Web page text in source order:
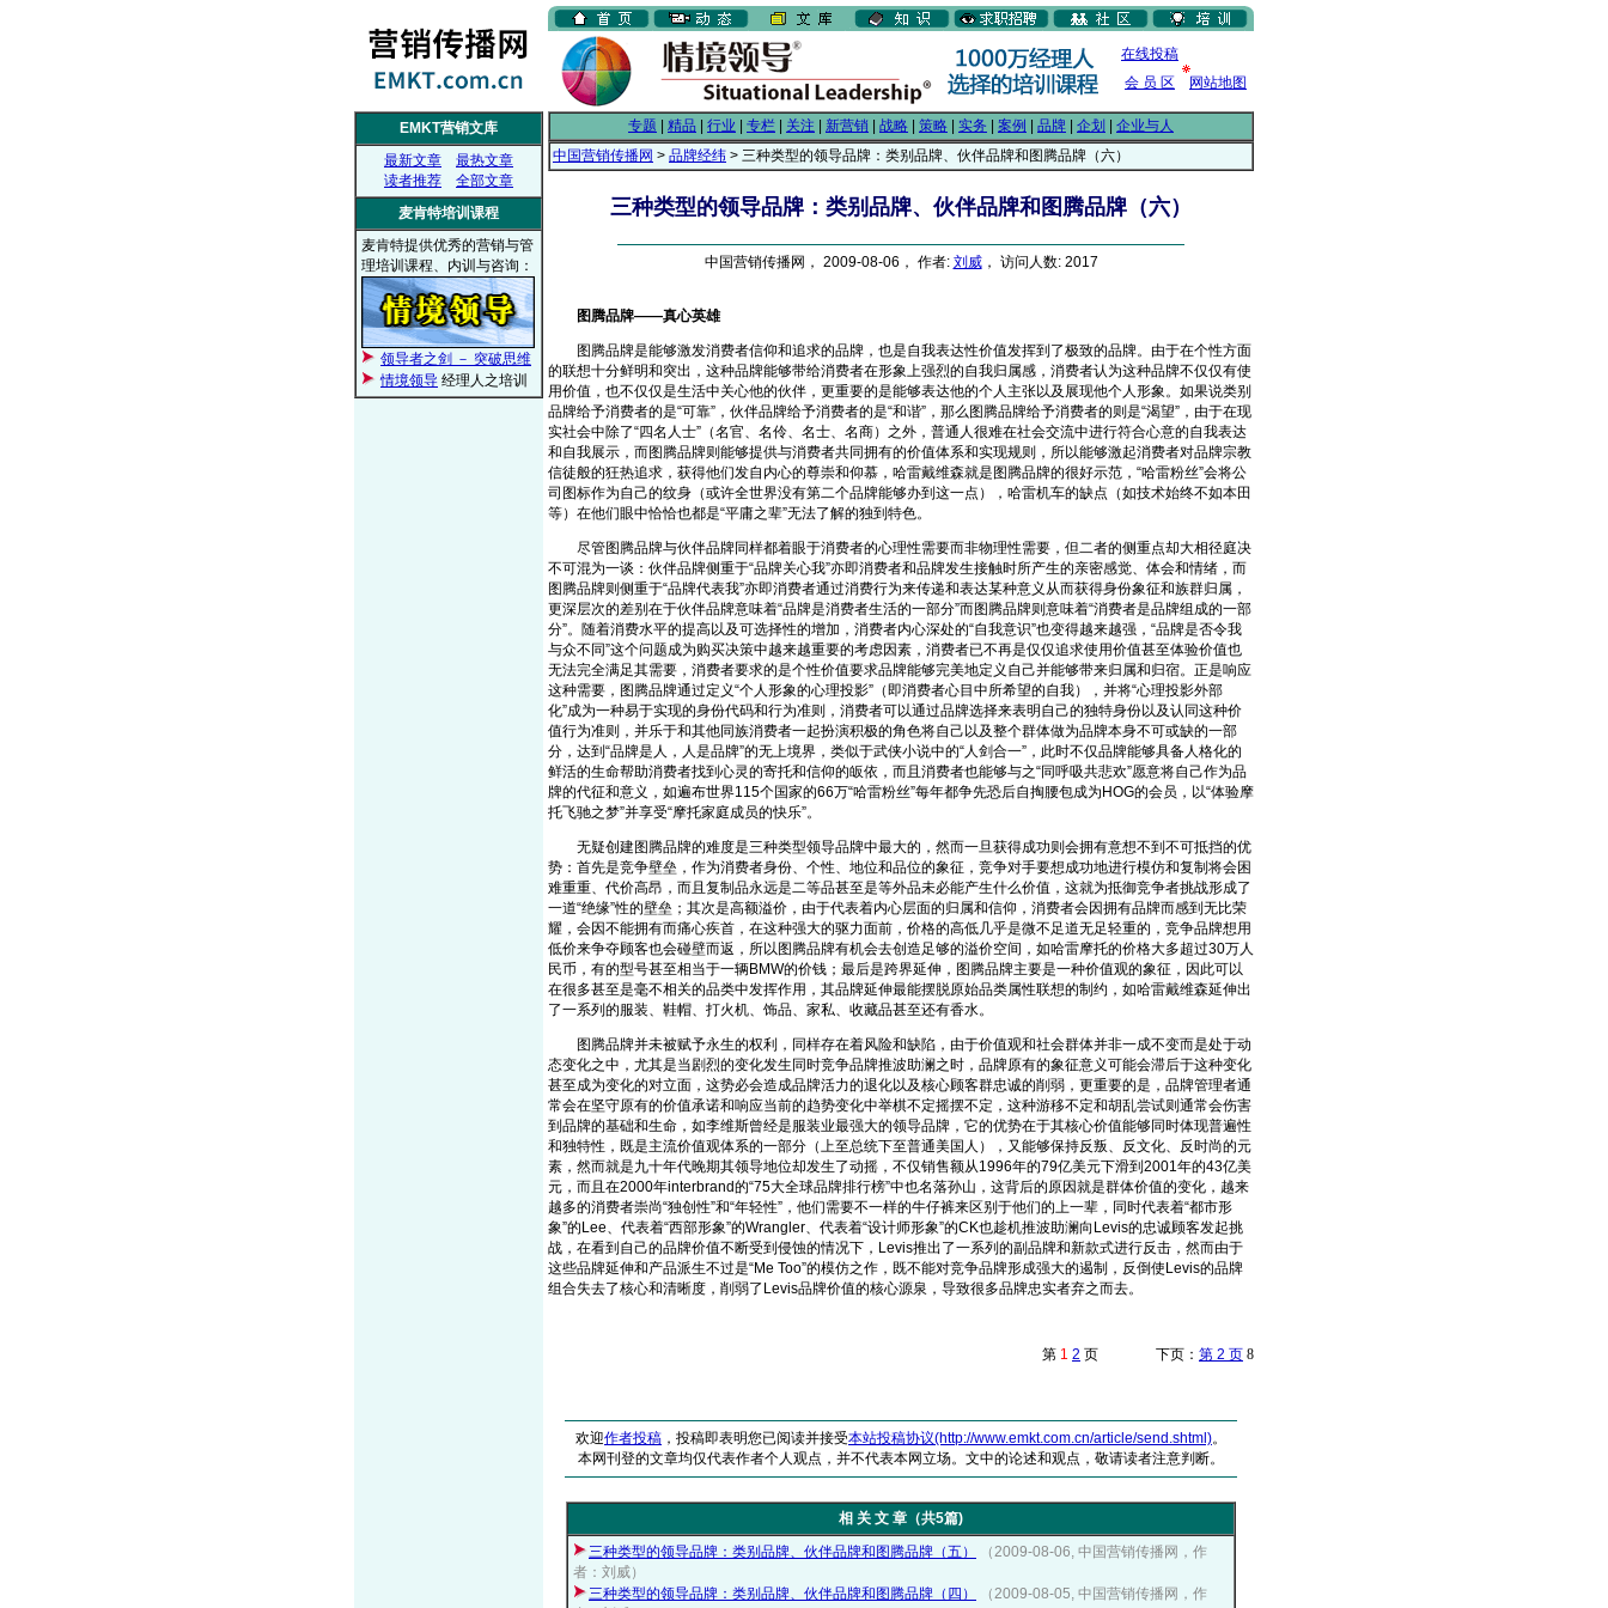
在线投稿
会 员 区
网站地图
EMKT营销文库
最新文章
最热文章
读者推荐
全部文章
麦肯特培训课程
麦肯特提供优秀的营销与管
理培训课程、内训与咨询：
领导者之剑 － 突破思维
情境领导 经理人之培训
专题 精品 行业 专栏 关注 新营销 战略 策略 实务 案例 品牌 企划
企业与人
中国营销传播网 > 品牌经纬 > 三种类型的领导品牌：类别品牌、伙伴品牌和图腾品牌（六）
三种类型的领导品牌：类别品牌、伙伴品牌和图腾品牌（六）
中国营销传播网， 2009-08-06， 作者: 刘威， 访问人数: 2017
图腾品牌——真心英雄
图腾品牌是能够激发消费者信仰和追求的品牌，也是自我表达性价值发挥到了极致的品牌。由于在个性方面
的联想十分鲜明和突出，这种品牌能够带给消费者在形象上强烈的自我归属感，消费者认为这种品牌不仅仅有使
用价值，也不仅仅是生活中关心他的伙伴，更重要的是能够表达他的个人主张以及展现他个人形象。如果说类别
品牌给予消费者的是“可靠”，伙伴品牌给予消费者的是“和谐”，那么图腾品牌给予消费者的则是“渴望”，由于在现
实社会中除了“四名人士”（名官、名伶、名士、名商）之外，普通人很难在社会交流中进行符合心意的自我表达
和自我展示，而图腾品牌则能够提供与消费者共同拥有的价值体系和实现规则，所以能够激起消费者对品牌宗教
信徒般的狂热追求，获得他们发自内心的尊崇和仰慕，哈雷戴维森就是图腾品牌的很好示范，“哈雷粉丝”会将公
司图标作为自己的纹身（或许全世界没有第二个品牌能够办到这一点），哈雷机车的缺点（如技术始终不如本田
等）在他们眼中恰恰也都是“平庸之辈”无法了解的独到特色。
尽管图腾品牌与伙伴品牌同样都着眼于消费者的心理性需要而非物理性需要，但二者的侧重点却大相径庭决
不可混为一谈：伙伴品牌侧重于“品牌关心我”亦即消费者和品牌发生接触时所产生的亲密感觉、体会和情绪，而
图腾品牌则侧重于“品牌代表我”亦即消费者通过消费行为来传递和表达某种意义从而获得身份象征和族群归属，
更深层次的差别在于伙伴品牌意味着“品牌是消费者生活的一部分”而图腾品牌则意味着“消费者是品牌组成的一部
分”。随着消费水平的提高以及可选择性的增加，消费者内心深处的“自我意识”也变得越来越强，“品牌是否令我
与众不同”这个问题成为购买决策中越来越重要的考虑因素，消费者已不再是仅仅追求使用价值甚至体验价值也
无法完全满足其需要，消费者要求的是个性价值要求品牌能够完美地定义自己并能够带来归属和归宿。正是响应
这种需要，图腾品牌通过定义“个人形象的心理投影”（即消费者心目中所希望的自我），并将“心理投影外部
化”成为一种易于实现的身份代码和行为准则，消费者可以通过品牌选择来表明自己的独特身份以及认同这种价
值行为准则，并乐于和其他同族消费者一起扮演积极的角色将自己以及整个群体做为品牌本身不可或缺的一部
分，达到“品牌是人，人是品牌”的无上境界，类似于武侠小说中的“人剑合一”，此时不仅品牌能够具备人格化的
鲜活的生命帮助消费者找到心灵的寄托和信仰的皈依，而且消费者也能够与之“同呼吸共悲欢”愿意将自己作为品
牌的代征和意义，如遍布世界115个国家的66万“哈雷粉丝”每年都争先恐后自掏腰包成为HOG的会员，以“体验摩
托飞驰之梦”并享受“摩托家庭成员的快乐”。
无疑创建图腾品牌的难度是三种类型领导品牌中最大的，然而一旦获得成功则会拥有意想不到不可抵挡的优
势：首先是竞争壁垒，作为消费者身份、个性、地位和品位的象征，竞争对手要想成功地进行模仿和复制将会困
难重重、代价高昂，而且复制品永远是二等品甚至是等外品未必能产生什么价值，这就为抵御竞争者挑战形成了
一道“绝缘”性的壁垒；其次是高额溢价，由于代表着内心层面的归属和信仰，消费者会因拥有品牌而感到无比荣
耀，会因不能拥有而痛心疾首，在这种强大的驱力面前，价格的高低几乎是微不足道无足轻重的，竞争品牌想用
低价来争夺顾客也会碰壁而返，所以图腾品牌有机会去创造足够的溢价空间，如哈雷摩托的价格大多超过30万人
民币，有的型号甚至相当于一辆BMW的价钱；最后是跨界延伸，图腾品牌主要是一种价值观的象征，因此可以
在很多甚至是毫不相关的品类中发挥作用，其品牌延伸最能摆脱原始品类属性联想的制约，如哈雷戴维森延伸出
了一系列的服装、鞋帽、打火机、饰品、家私、收藏品甚至还有香水。
图腾品牌并未被赋予永生的权利，同样存在着风险和缺陷，由于价值观和社会群体并非一成不变而是处于动
态变化之中，尤其是当剧烈的变化发生同时竞争品牌推波助澜之时，品牌原有的象征意义可能会滞后于这种变化
甚至成为变化的对立面，这势必会造成品牌活力的退化以及核心顾客群忠诚的削弱，更重要的是，品牌管理者通
常会在坚守原有的价值承诺和响应当前的趋势变化中举棋不定摇摆不定，这种游移不定和胡乱尝试则通常会伤害
到品牌的基础和生命，如李维斯曾经是服装业最强大的领导品牌，它的优势在于其核心价值能够同时体现普遍性
和独特性，既是主流价值观体系的一部分（上至总统下至普通美国人），又能够保持反叛、反文化、反时尚的元
素，然而就是九十年代晚期其领导地位却发生了动摇，不仅销售额从1996年的79亿美元下滑到2001年的43亿美
元，而且在2000年interbrand的“75大全球品牌排行榜”中也名落孙山，这背后的原因就是群体价值的变化，越来
越多的消费者崇尚“独创性”和“年轻性”，他们需要不一样的牛仔裤来区别于他们的上一辈，同时代表着“都市形
象”的Lee、代表着“西部形象”的Wrangler、代表着“设计师形象”的CK也趁机推波助澜向Levis的忠诚顾客发起挑
战，在看到自己的品牌价值不断受到侵蚀的情况下，Levis推出了一系列的副品牌和新款式进行反击，然而由于
这些品牌延伸和产品派生不过是“Me Too”的模仿之作，既不能对竞争品牌形成强大的遏制，反倒使Levis的品牌
组合失去了核心和清晰度，削弱了Levis品牌价值的核心源泉，导致很多品牌忠实者弃之而去。
第 1 2 页 下页： 第 2 页 8
欢迎作者投稿 ，投稿即表明您已阅读并接受本站投稿协议(http://www.emkt.com.cn/article/send.shtml)。
本网刊登的文章均仅代表作者个人观点，并不代表本网立场。文中的论述和观点，敬请读者注意判断。
相 关 文 章（共5篇)
三种类型的领导品牌：类别品牌、伙伴品牌和图腾品牌（五）
（2009-08-06, 中国营销传播网，作
者：刘威）
三种类型的领导品牌：类别品牌、伙伴品牌和图腾品牌（四）
（2009-08-05, 中国营销传播网，作